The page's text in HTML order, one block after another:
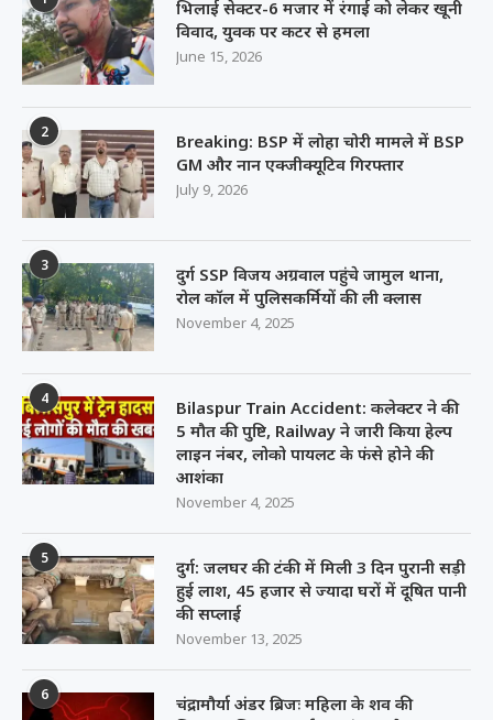
भिलाई सेक्टर-6 मजार में रंगाई को लेकर खूनी
विवाद, युवक पर कटर से हमला
June 15, 2026
2
Breaking: BSP में लोहा चोरी मामले में BSP
GM और नान एक्जीक्यूटिव गिरफ्तार
July 9, 2026
3
दुर्ग SSP विजय अग्रवाल पहुंचे जामुल थाना,
रोल कॉल में पुलिसकर्मियों की ली क्लास
November 4, 2025
4
Bilaspur Train Accident: कलेक्टर ने की
5 मौत की पुष्टि, Railway ने जारी किया हेल्प
लाइन नंबर, लोको पायलट के फंसे होने की
आशंका
November 4, 2025
5
दुर्ग: जलघर की टंकी में मिली 3 दिन पुरानी सड़ी
हुई लाश, 45 हजार से ज्यादा घरों में दूषित पानी
की सप्लाई
November 13, 2025
6
चंद्रामौर्या अंडर ब्रिजः महिला के शव की